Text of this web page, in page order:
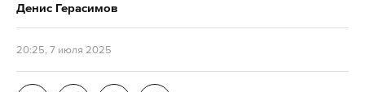
Денис Герасимов
20:25, 7 июля 2025